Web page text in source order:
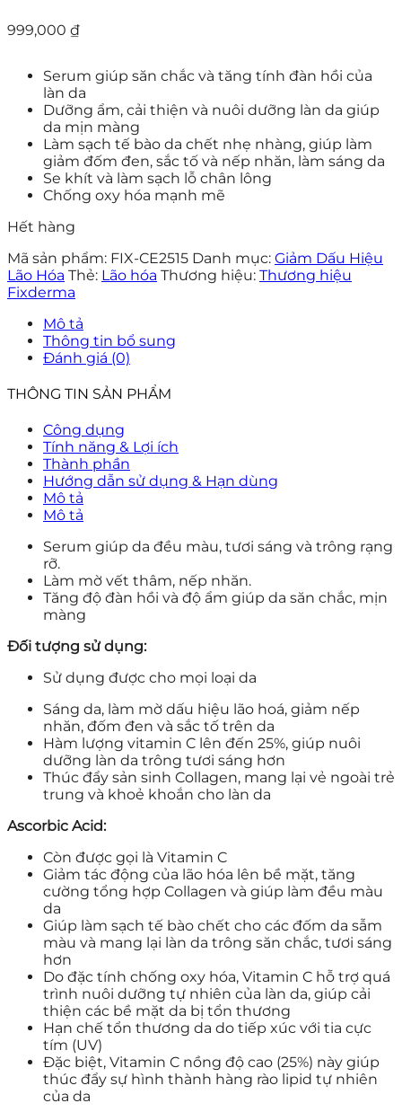
999,000 ₫
Serum giúp săn chắc và tăng tính đàn hồi của
làn da
Dưỡng ẩm, cải thiện và nuôi dưỡng làn da giúp
da mịn màng
Làm sạch tế bào da chết nhẹ nhàng, giúp làm
giảm đốm đen, sắc tố và nếp nhăn, làm sáng da
Se khít và làm sạch lỗ chân lông
Chống oxy hóa mạnh mẽ
Hết hàng
Mã sản phẩm: FIX-CE2515 Danh mục: Giảm Dấu Hiệu
Lão Hóa Thẻ: Lão hóa Thương hiệu: Thương hiệu
Fixderma
Mô tả
Thông tin bổ sung
Đánh giá (0)
THÔNG TIN SẢN PHẨM
Công dụng
Tính năng & Lợi ích
Thành phần
Hướng dẫn sử dụng & Hạn dùng
Mô tả
Mô tả
Serum giúp da đều màu, tươi sáng và trông rạng
rỡ.
Làm mờ vết thâm, nếp nhăn.
Tăng độ đàn hồi và độ ẩm giúp da săn chắc, mịn
màng
Đối tượng sử dụng:
Sử dụng được cho mọi loại da
Sáng da, làm mờ dấu hiệu lão hoá, giảm nếp
nhăn, đốm đen và sắc tố trên da
Hàm lượng vitamin C lên đến 25%, giúp nuôi
dưỡng làn da trông tươi sáng hơn
Thúc đẩy sản sinh Collagen, mang lại vẻ ngoài trẻ
trung và khoẻ khoắn cho làn da
Ascorbic Acid:
Còn được gọi là Vitamin C
Giảm tác động của lão hóa lên bề mặt, tăng
cường tổng hợp Collagen và giúp làm đều màu
da
Giúp làm sạch tế bào chết cho các đốm da sẫm
màu và mang lại làn da trông săn chắc, tươi sáng
hơn
Do đặc tính chống oxy hóa, Vitamin C hỗ trợ quá
trình nuôi dưỡng tự nhiên của làn da, giúp cải
thiện các bề mặt da bị tổn thương
Hạn chế tổn thương da do tiếp xúc với tia cực
tím (UV)
Đặc biệt, Vitamin C nồng độ cao (25%) này giúp
thúc đẩy sự hình thành hàng rào lipid tự nhiên
của da